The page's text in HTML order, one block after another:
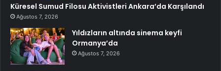
Küresel Sumud Filosu Aktivistleri Ankara’da Karşılandı
Ağustos 7, 2026
Yıldızların altında sinema keyfi
Ormanya’da
Ağustos 7, 2026